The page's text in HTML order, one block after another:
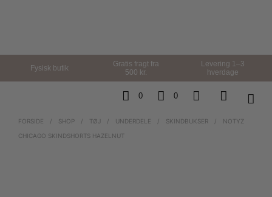
Fysisk butik
Gratis fragt fra
500 kr.
Levering 1–3
hverdage
0 0
FORSIDE / SHOP / TØJ / UNDERDELE / SKINDBUKSER /
NOTYZ
CHICAGO SKINDSHORTS HAZELNUT